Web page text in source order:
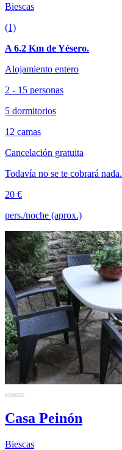
Biescas
(1)
A 6.2 Km de Yésero.
Alojamiento entero
2 - 15 personas
5 dormitorios
12 camas
Cancelación gratuita
Todavía no se te cobrará nada.
20 €
pers./noche (aprox.)
Casa Peinón
Biescas